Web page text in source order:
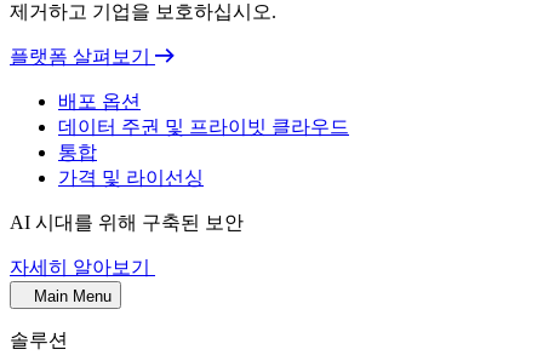
제거하고 기업을 보호하십시오.
플랫폼 살펴보기
배포 옵션
데이터 주권 및 프라이빗 클라우드
통합
가격 및 라이선싱
AI 시대를 위해 구축된 보안
자세히 알아보기
Main Menu
솔루션